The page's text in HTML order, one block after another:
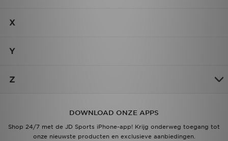
X
Y
Z
DOWNLOAD ONZE APPS
Shop 24/7 met de JD Sports iPhone-app! Krijg onderweg toegang tot
onze nieuwste producten en exclusieve aanbiedingen.